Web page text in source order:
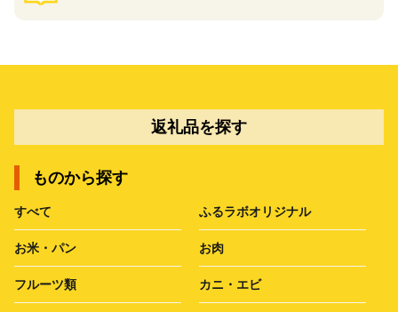
返礼品を探す
ものから探す
すべて ふるラボオリジナル
お米・パン お肉
フルーツ類 カニ・エビ